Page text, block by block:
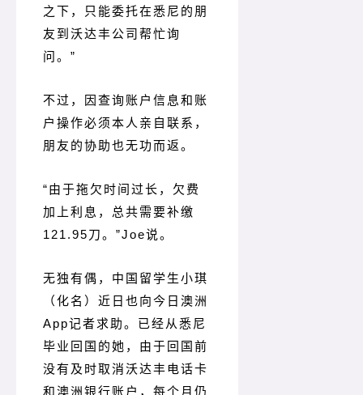
之下，只能委托在悉尼的朋
友到沃达丰公司帮忙询
问。 ”
不过，因查询账户信息和账
户操作必须本人亲自联系，
朋友的协助也无功而返。
“由于拖欠时间过长，欠费
加上利息，总共需要补缴
121.95刀。 ”Joe说。
无独有偶，中国留学生小琪
（化名）近日也向今日澳洲
App记者求助。 已经从悉尼
毕业回国的她，由于回国前
没有及时取消沃达丰电话卡
和澳洲银行账户，每个月仍